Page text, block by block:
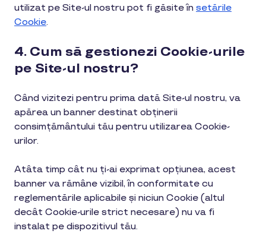
utilizat pe Site-ul nostru pot fi găsite în setările
Cookie.
4. Cum să gestionezi Cookie-urile
pe Site-ul nostru?
Când vizitezi pentru prima dată Site-ul nostru, va
apărea un banner destinat obținerii
consimțământului tău pentru utilizarea Cookie-
urilor.
Atâta timp cât nu ți-ai exprimat opțiunea, acest
banner va rămâne vizibil, în conformitate cu
reglementările aplicabile și niciun Cookie (altul
decât Cookie-urile strict necesare) nu va fi
instalat pe dispozitivul tău.